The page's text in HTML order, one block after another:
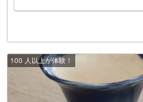
100 人以上が体験！